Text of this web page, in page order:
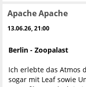
Apache Apache
13.06.26, 21:00
Berlin - Zoopalast
Ich erlebte das Atmos
sogar mit Leaf sowie